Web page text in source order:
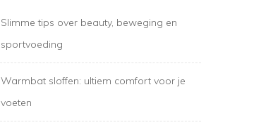
Slimme tips over beauty, beweging en
sportvoeding
Warmbat sloffen: ultiem comfort voor je
voeten